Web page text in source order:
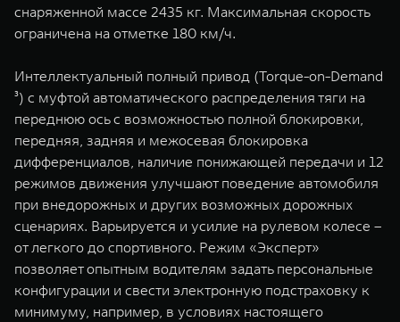
снаряженной массе 2435 кг. Максимальная скорость
ограничена на отметке 180 км/ч.
Интеллектуальный полный привод (Torque-on-Demand
³) с муфтой автоматического распределения тяги на
переднюю ось с возможностью полной блокировки,
передняя, задняя и межосевая блокировка
дифференциалов, наличие понижающей передачи и 12
режимов движения улучшают поведение автомобиля
при внедорожных и других возможных дорожных
сценариях. Варьируется и усилие на рулевом колесе –
от легкого до спортивного. Режим «Эксперт»
позволяет опытным водителям задать персональные
конфигурации и свести электронную подстраховку к
минимуму, например, в условиях настоящего